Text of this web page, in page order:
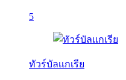
5
ทัวร์บัลเเกเรีย